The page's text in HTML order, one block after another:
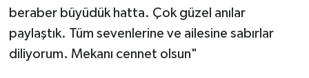
beraber büyüdük hatta. Çok güzel anılar
paylaştık. Tüm sevenlerine ve ailesine sabırlar
diliyorum. Mekanı cennet olsun"